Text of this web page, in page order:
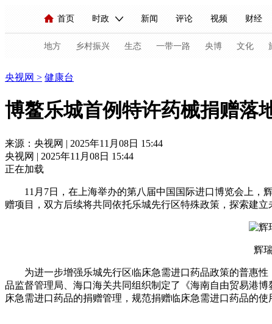
首页 时政 新闻 评论 视频 财经
人民领袖习近平 联播+ 中国领导人 央视快评 习
直播 栏目大全 节目单 听音 微视频
海外频道 iPanda English Монгол
地方 乡村振兴 生态 一带一路 央博 文化
新闻 国内 国际
人民领袖习近平
视频 小央视频 小央直播 直播中国 熊
现场 前线 比划 快看 蓝海中国 新
财经 教育 乡村振兴 生态环境 一带一
央视网 > 健康台
博鳌乐城首例特许药械捐赠落
来源：央视网 | 2025年11月08日 15:44
央视网 | 2025年11月08日 15:44
正在加载
11月7日，在上海举办的第八届中国国际进口博览会上，
赠项目，双方后续将共同依托乐城先行区特殊政策，探索建
辉
为进一步增强乐城先行区临床急需进口药品政策的普惠
品监督管理局、海口海关共同组织制定了《海南自由贸易港
床急需进口药品的捐赠管理，规范捐赠临床急需进口药品的